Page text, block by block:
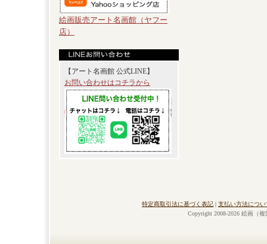
絵画販売アート名画館（ヤフー
店）
【アート名画館 公式LINE】
お問い合わせはコチラから
特定商取引法に基づく表記 | 支払い方法につい
Copyright 2008-2026 絵画（